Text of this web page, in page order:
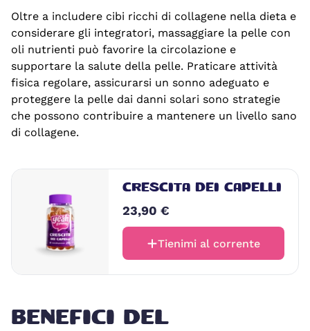
Oltre a includere cibi ricchi di collagene nella dieta e
considerare gli integratori, massaggiare la pelle con
oli nutrienti può favorire la circolazione e
supportare la salute della pelle. Praticare attività
fisica regolare, assicurarsi un sonno adeguato e
proteggere la pelle dai danni solari sono strategie
che possono contribuire a mantenere un livello sano
di collagene.
CRESCITA DEI CAPELLI
23,90 €
Tienimi al corrente
BENEFICI DEL